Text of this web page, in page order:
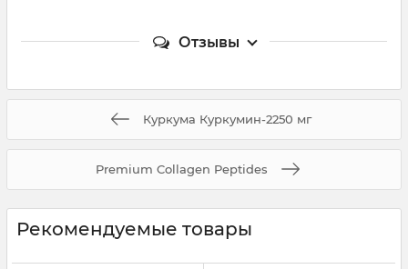
Отзывы
Куркума Куркумин-2250 мг
Premium Collagen Peptides
Рекомендуемые товары